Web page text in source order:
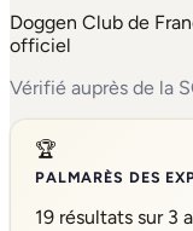
Doggen Club de
officiel
Vérifié auprès de la
🏆
PALMARÈS DES
19 résultats sur 3